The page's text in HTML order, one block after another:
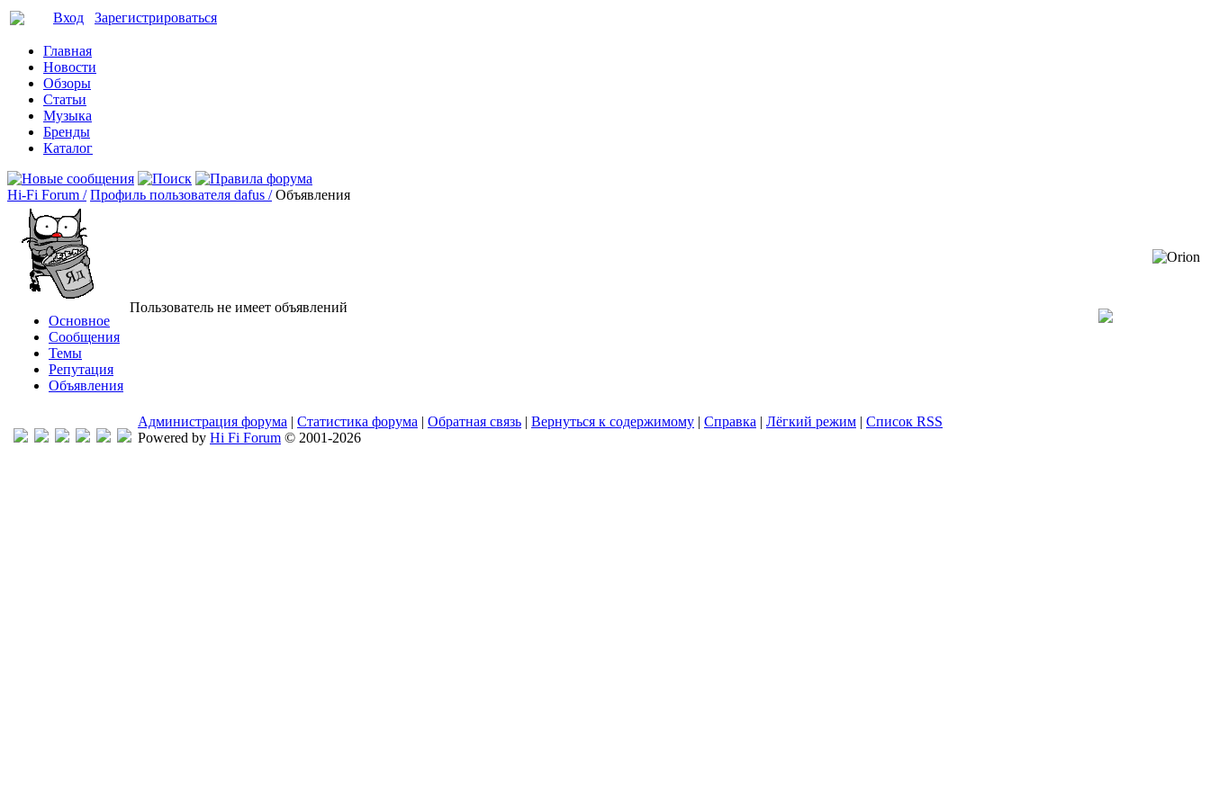
Вход Зарегистрироваться
Главная
Новости
Обзоры
Статьи
Музыка
Бренды
Каталог
Hi-Fi Forum / Профиль пользователя dafus / Объявления
Основное
Сообщения
Темы
Репутация
Объявления
Пользователь не имеет объявлений
Администрация форума | Статистика форума | Обратная связь | Вернуться к содержимому | Справка | Лёгкий режим | Список RSS
Powered by Hi Fi Forum © 2001-2026